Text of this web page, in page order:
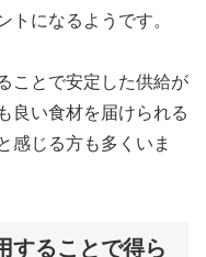
トになるようです。
ことで安定した供給が
良い食材を届けられる
感じる方も多くいま
することで得ら